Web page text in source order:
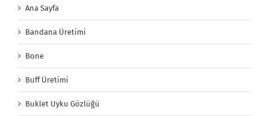
Ana Sayfa
Bandana Üretimi
Bone
Buff Üretimi
Buklet Uyku Gözlüğü